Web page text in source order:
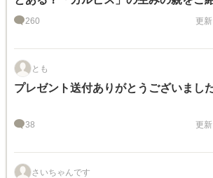
介！
260 更
とも
プレゼント送付ありがとうございまし
38 更
さいちゃんです